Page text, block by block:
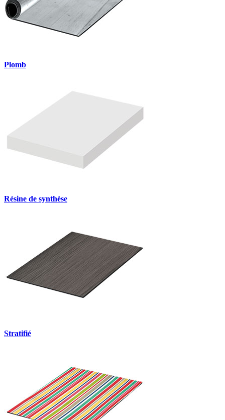
Plomb
Résine de synthèse
Stratifié